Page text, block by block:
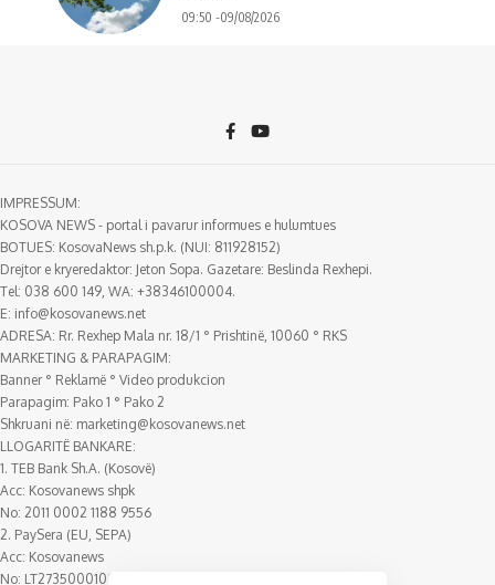
09:50 -09/08/2026
IMPRESSUM:
KOSOVA NEWS - portal i pavarur informues e hulumtues
BOTUES: KosovaNews sh.p.k. (NUI: 811928152)
Drejtor e kryeredaktor: Jeton Sopa. Gazetare: Beslinda Rexhepi.
Tel: 038 600 149, WA: +38346100004.
E: info@kosovanews.net
ADRESA: Rr. Rexhep Mala nr. 18/1 ° Prishtinë, 10060 ° RKS
MARKETING & PARAPAGIM:
Banner ° Reklamë ° Video produkcion
Parapagim: Pako 1 ° Pako 2
Shkruani në: marketing@kosovanews.net
LLOGARITË BANKARE:
1. TEB Bank Sh.A. (Kosovë)
Acc: Kosovanews shpk
No: 2011 0002 1188 9556
2. PaySera (EU, SEPA)
Acc: Kosovanews
No: LT273500010018388807